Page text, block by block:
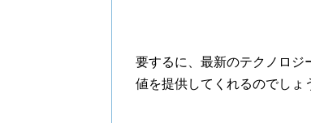
要するに、最新のテクノロジ
値を提供してくれるのでしょ